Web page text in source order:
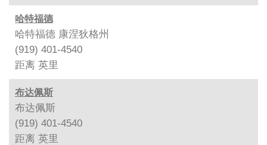
哈特福德
哈特福德 康涅狄格州
(919) 401-4540
距离 英里
布达佩斯
布达佩斯
(919) 401-4540
距离 英里